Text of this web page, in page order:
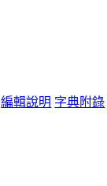
編輯說明 字典附錄